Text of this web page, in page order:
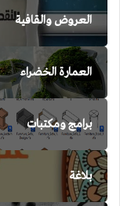
العروض والقافية
العمارة الخضراء
برامج ومكتبات
بلاغة